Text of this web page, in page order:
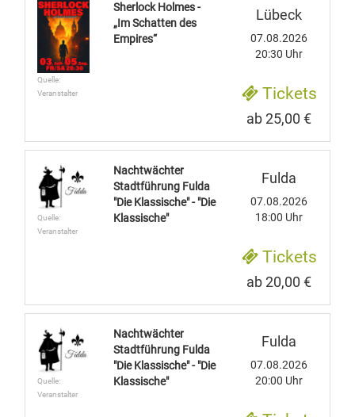
Quelle:
Veranstalter
Sherlock Holmes -
„Im Schatten des
Empires“
Lübeck
07.08.2026
20:30 Uhr
Tickets
ab 25,00 €
Quelle:
Veranstalter
Nachtwächter
Stadtführung Fulda
"Die Klassische" - "Die
Klassische"
Fulda
07.08.2026
18:00 Uhr
Tickets
ab 20,00 €
Quelle:
Veranstalter
Nachtwächter
Stadtführung Fulda
"Die Klassische" - "Die
Klassische"
Fulda
07.08.2026
20:00 Uhr